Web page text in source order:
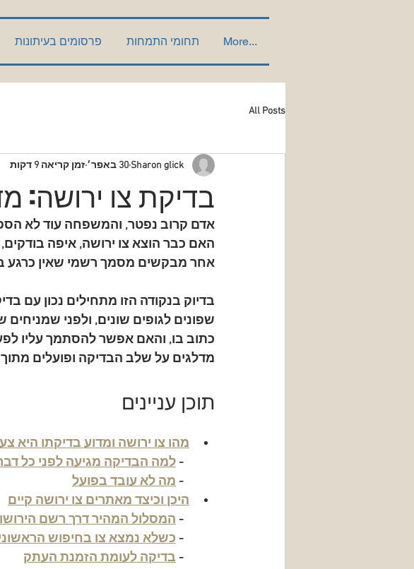
פרסומים בעיתונות תחומי התמחות More...
All Posts
בדיקת צו ירושה: מדריך 2026
Sharon glick 30 באפר׳ זמן קריאה 9 דקות
אדם קרוב נפטר, והמשפחה עוד לא
האם כבר הוצא צו ירושה, איפה
אחר מבקשים מסמך רשמי שאין כרגע
בדיוק בנקודה הזו מתחילים נכון עם
שפונים לגופים שונים, ולפני
כתוב בו, והאם אפשר להסתמך עליו
מדלגים על שלב הבדיקה ופועלים
תוכן עניינים
מהו צו ירושה ומדוע בדיקתו היא
למה הבדיקה מגיעה לפני כל
מה לא עובד בפועל
היכן וכיצד מאתרים צו ירושה קיים
המסלול המהיר דרך רשם
כשלא נמצא צו בחיפוש
בדיקה לעומת הזמנת העתק